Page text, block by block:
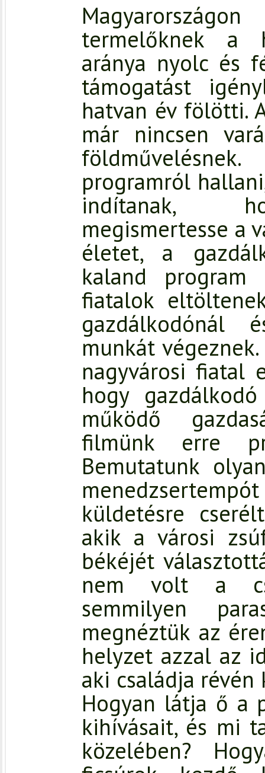
termelőknek a
aránya nyolc és
támogatást
hatvan év fölötti.
már nincsen
programról
indítanak,
megismertesse a
életet, a
kaland program
fiatalok
gazdálkodónál
munkát
nagyvárosi fiatal
hogy
működő
filmünk erre
Bemutatunk
küldetésre
akik a városi
békéjét
nem volt a
semmilyen
megnéztük az
helyzet azzal az
aki családja
Hogyan látja ő a
kihívásait, és mi
közelében?